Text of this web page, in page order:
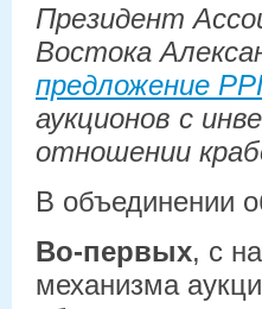
Президент
Востока
предложение
аукционов с
отношении
В объединении
Во-первых, с
механизма